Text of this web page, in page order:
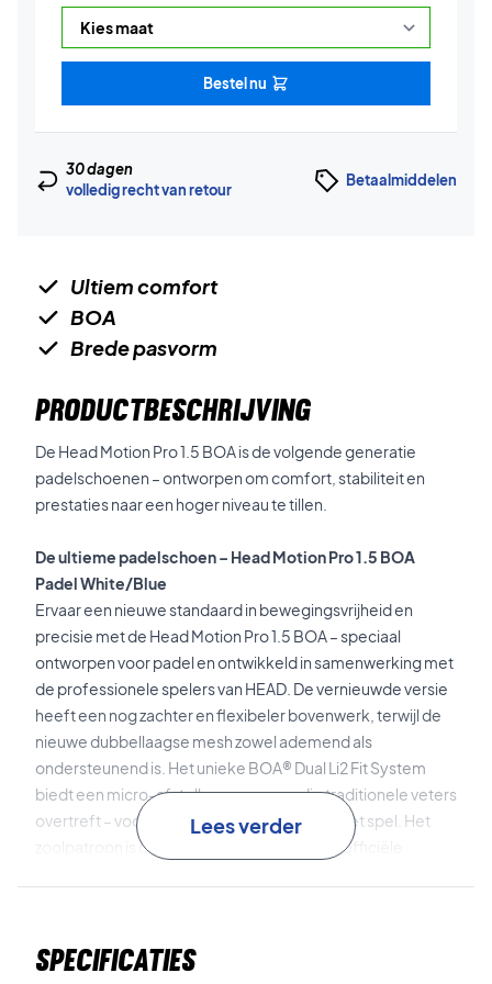
Bestel nu
30 dagen
volledig recht van retour
Betaalmiddelen
Ultiem comfort
BOA
Brede pasvorm
PRODUCTBESCHRIJVING
De Head Motion Pro 1.5 BOA is de volgende generatie
padelschoenen – ontworpen om comfort, stabiliteit en
prestaties naar een hoger niveau te tillen.
De ultieme padelschoen – Head Motion Pro 1.5 BOA
Padel White/Blue
Ervaar een nieuwe standaard in bewegingsvrijheid en
precisie met de Head Motion Pro 1.5 BOA – speciaal
ontworpen voor padel en ontwikkeld in samenwerking met
de professionele spelers van HEAD. De vernieuwde versie
heeft een nog zachter en flexibeler bovenwerk, terwijl de
nieuwe dubbellaagse mesh zowel ademend als
ondersteunend is. Het unieke BOA® Dual Li2 Fit System
biedt een micro-afstelbare pasvorm die traditionele veters
overtreft – voor maximale stabiliteit tijdens het spel. Het
zoolpatroon is ontwikkeld met MONDO, de officiële
niveau.
Lees verder
Specificaties